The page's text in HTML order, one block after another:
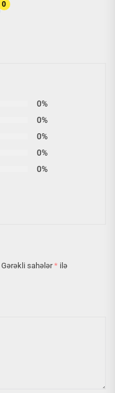
0
0%
0%
0%
0%
0%
Gərəkli sahələr* ilə